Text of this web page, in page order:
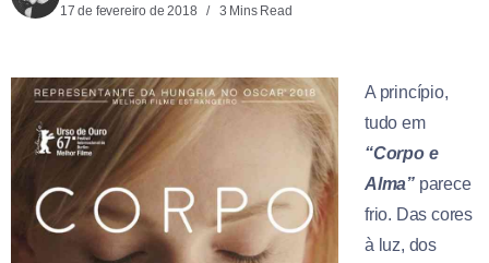
17 de fevereiro de 2018 3 Mins Read
A princípio,
tudo em
“Corpo e
Alma” parece
frio. Das cores
à luz, dos